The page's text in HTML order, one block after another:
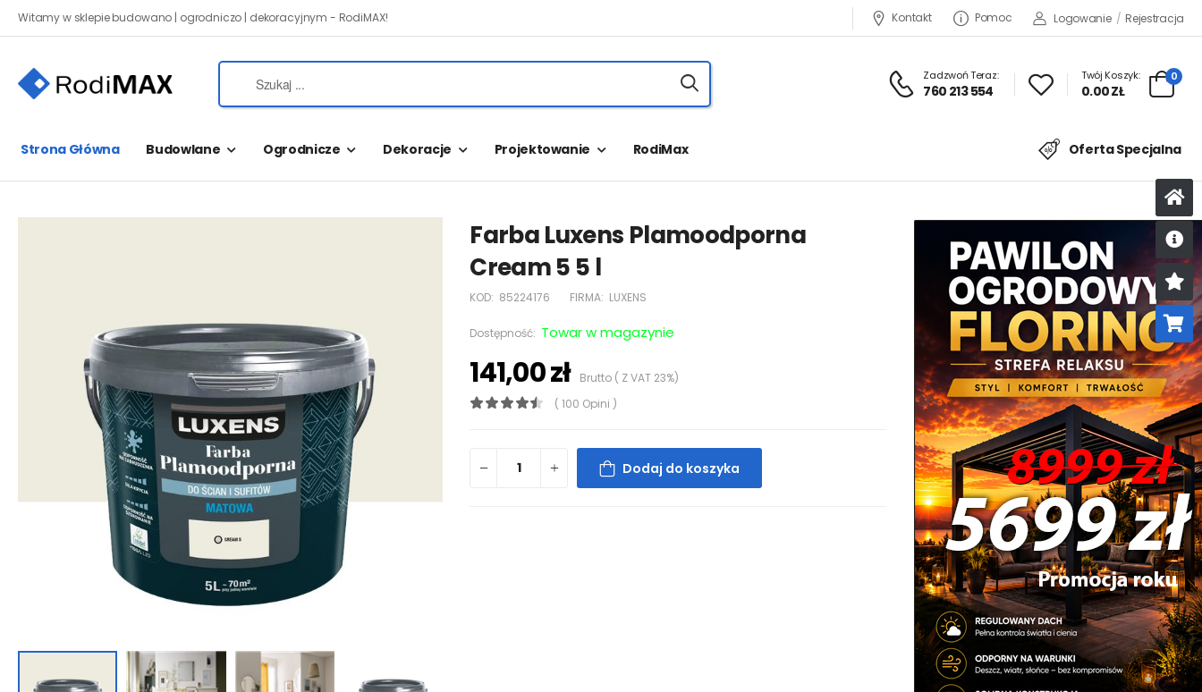
Witamy w sklepie budowano | ogrodniczo | dekoracyjnym - RodiMAX! Kontakt Pomoc Logowanie / Rejestracja
Zadzwoń Teraz:
760 213 554
Twój Koszyk:
0.00 ZŁ
0
Strona Główna Budowlane Ogrodnicze Dekoracje Projektowanie RodiMax Oferta Specjalna
Farba Luxens Plamoodporna
Cream 5 5 l
KOD: 85224176 FIRMA: LUXENS
Dostępność: Towar w magazynie
141,00 złBrutto ( Z VAT 23%)
( 100 Opini )
Dodaj do koszyka